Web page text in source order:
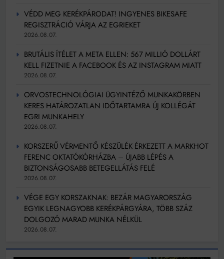
VÉDD MEG KERÉKPÁRODAT! INGYENES BIKESAFE
REGISZTRÁCIÓ VÁRJA AZ EGRIEKET
2026.08.07.
BRUTÁLIS ÍTÉLET A META ELLEN: 567 MILLIÓ DOLLÁRT
KELL FIZETNIE A FACEBOOK ÉS AZ INSTAGRAM MIATT
2026.08.07.
ORVOSTECHNOLÓGIAI ÜGYINTÉZŐ MUNKAKÖRBEN
KERES HATÁROZATLAN IDŐTARTAMRA ÚJ KOLLÉGÁT
EGRI MUNKAHELY
2026.08.07.
KORSZERŰ VÉRMENTŐ KÉSZÜLÉK ÉRKEZETT A MARKHOT
FERENC OKTATÓKÓRHÁZBA – ÚJABB LÉPÉS A
BIZTONSÁGOSABB BETEGELLÁTÁS FELÉ
2026.08.07.
VÉGE EGY KORSZAKNAK: BEZÁR MAGYARORSZÁG
EGYIK LEGNAGYOBB KERÉKPÁRGYÁRA, TÖBB SZÁZ
DOLGOZÓ MARAD MUNKA NÉLKÜL
2026.08.07.